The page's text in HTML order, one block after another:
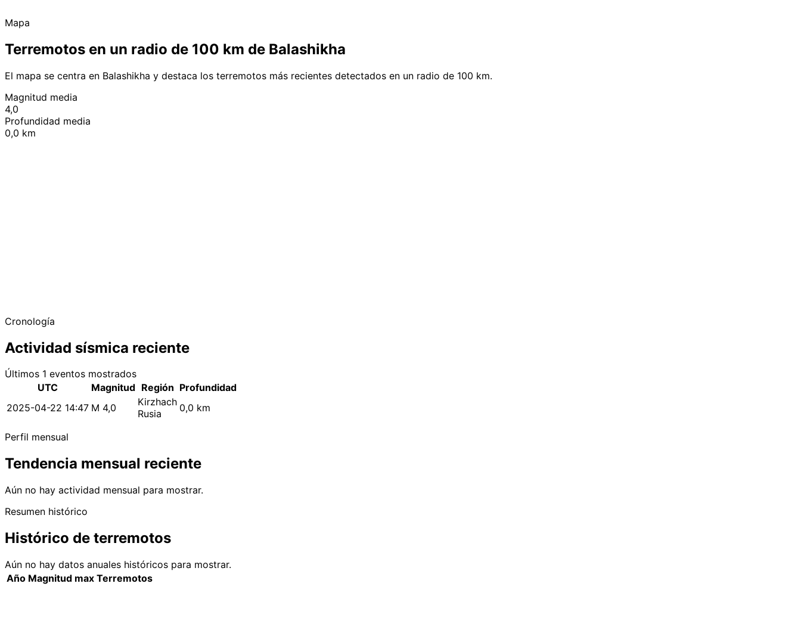
Mapa
Terremotos en un radio de 100 km de Balashikha
El mapa se centra en Balashikha y destaca los terremotos más recientes detectados en un radio de 100 km.
Magnitud media
4,0
Profundidad media
0,0 km
Cronología
Actividad sísmica reciente
Últimos 1 eventos mostrados
UTC
Magnitud Región Profundidad
2025-04-22 14:47 M 4,0
Kirzhach
Rusia
0,0 km
Perfil mensual
Tendencia mensual reciente
Aún no hay actividad mensual para mostrar.
Resumen histórico
Histórico de terremotos
Aún no hay datos anuales históricos para mostrar.
Año Magnitud max Terremotos